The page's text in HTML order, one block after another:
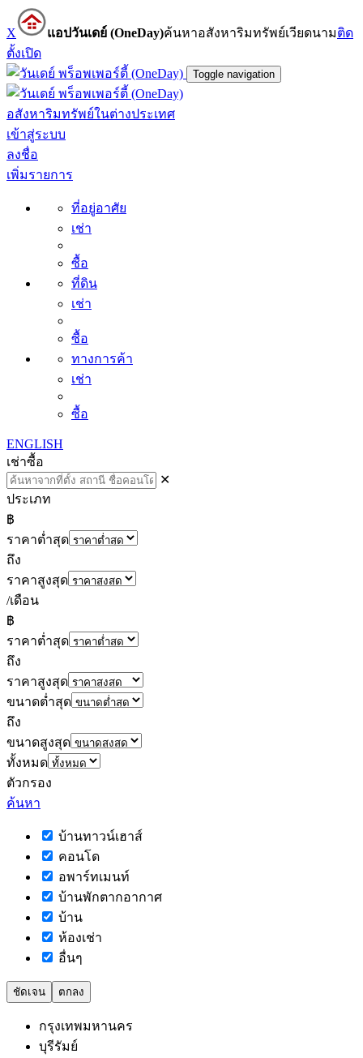
X แอปวันเดย์ (OneDay)ค้นหาอสังหาริมทรัพย์เวียดนามติด
ตั้งเปิด
Toggle navigation
อสังหาริมทรัพย์ในต่างประเทศ
เข้าสู่ระบบ
ลงชื่อ
เพิ่มรายการ
ที่อยู่อาศัย
เช่า
ซื้อ
ที่ดิน
เช่า
ซื้อ
ทางการค้า
เช่า
ซื้อ
ENGLISH
เช่าซื้อ
✕
ประเภท
฿
ราคาต่ำสุด
ถึง
ราคาสูงสุด
/เดือน
฿
ราคาต่ำสุด
ถึง
ราคาสูงสุด
ขนาดต่ำสุด
ถึง
ขนาดสูงสุด
ทั้งหมด
ตัวกรอง
ค้นหา
บ้านทาวน์เฮาส์
คอนโด
อพาร์ทเมนท์
บ้านพักตากอากาศ
บ้าน
ห้องเช่า
อื่นๆ
ชัดเจน ตกลง
กรุงเทพมหานคร
บุรีรัมย์